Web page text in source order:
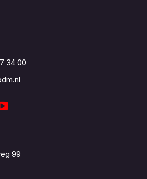
34 00
99